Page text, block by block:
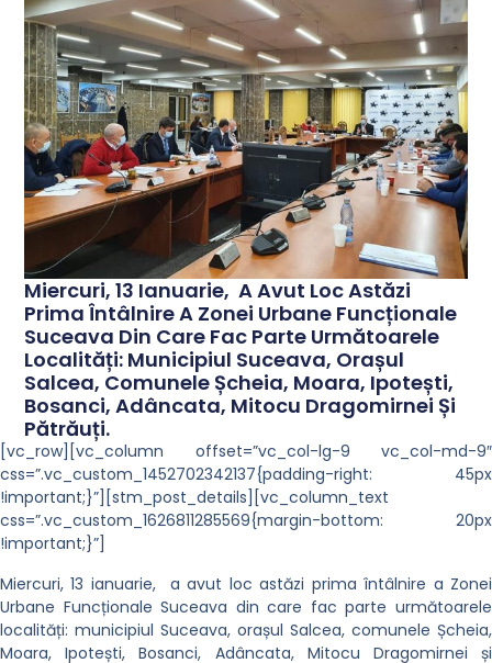
Miercuri, 13 Ianuarie, A Avut Loc Astăzi
Prima Întâlnire A Zonei Urbane Funcționale
Suceava Din Care Fac Parte Următoarele
Localități: Municipiul Suceava, Orașul
Salcea, Comunele Șcheia, Moara, Ipotești,
Bosanci, Adâncata, Mitocu Dragomirnei Și
Pătrăuți.
[vc_row][vc_column offset=”vc_col-lg-9 vc_col-md-9″
css=”.vc_custom_1452702342137{padding-right: 45px
!important;}”][stm_post_details][vc_column_text
css=”.vc_custom_1626811285569{margin-bottom: 20px
!important;}”]
Miercuri, 13 ianuarie, a avut loc astăzi prima întâlnire a Zonei
Urbane Funcționale Suceava din care fac parte următoarele
localități: municipiul Suceava, orașul Salcea, comunele Șcheia,
Moara, Ipotești, Bosanci, Adâncata, Mitocu Dragomirnei și